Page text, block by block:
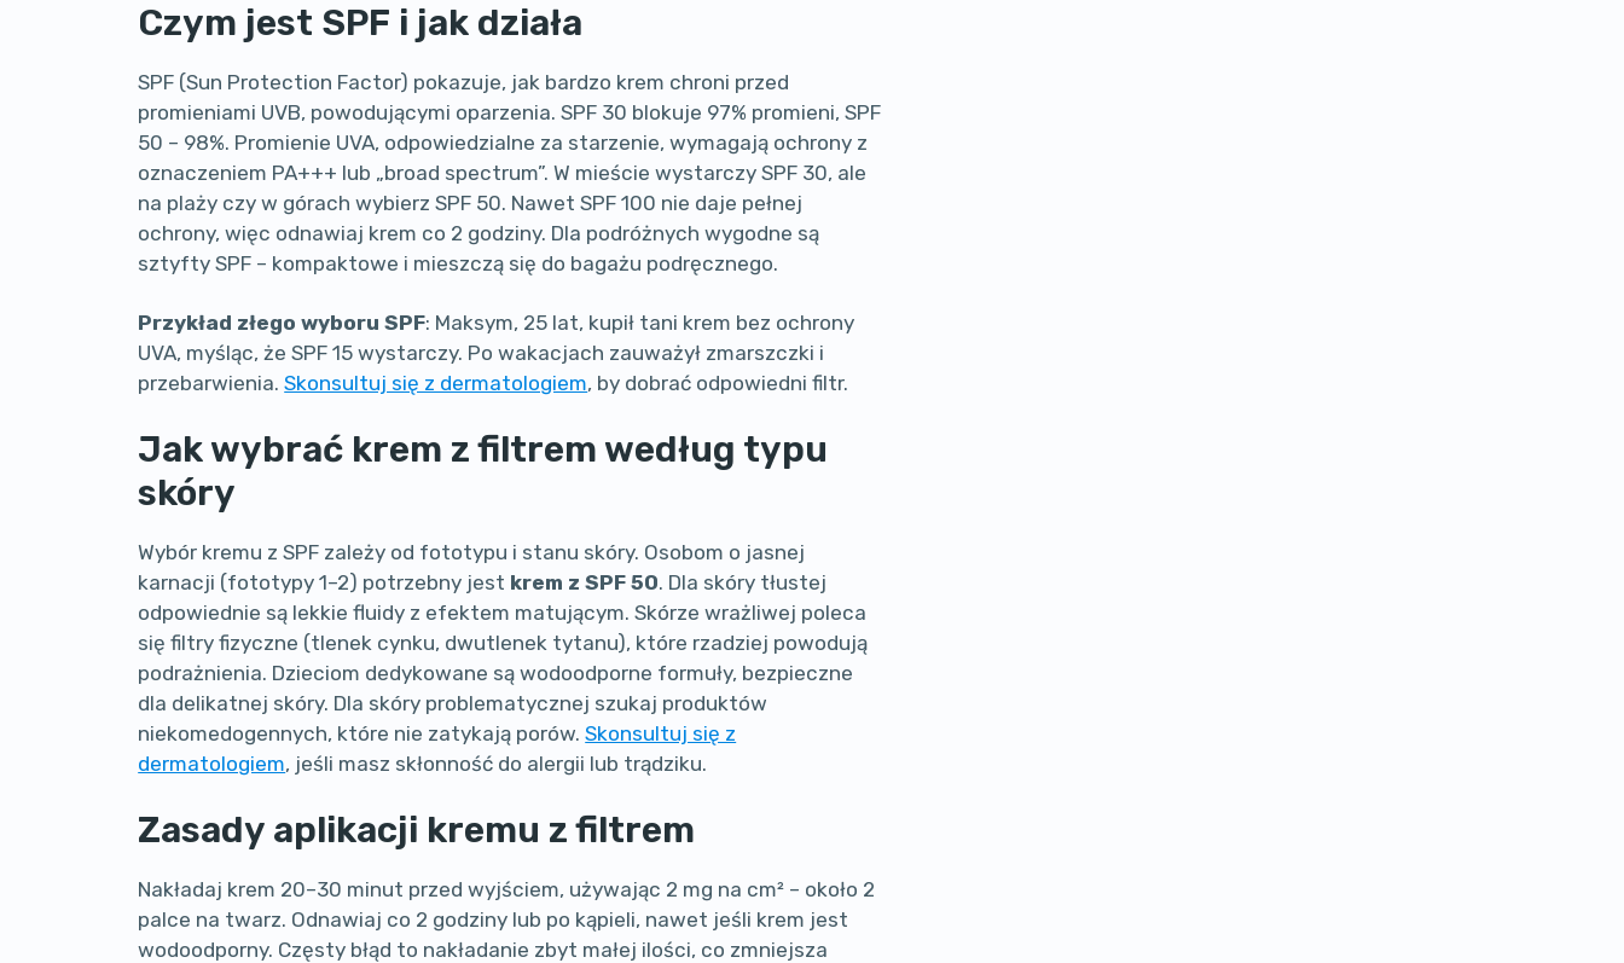
Czym jest SPF i jak działa
SPF (Sun Protection Factor) pokazuje, jak bardzo krem chroni przed
promieniami UVB, powodującymi oparzenia. SPF 30 blokuje 97% promieni, SPF
50 – 98%. Promienie UVA, odpowiedzialne za starzenie, wymagają ochrony z
oznaczeniem PA+++ lub „broad spectrum”. W mieście wystarczy SPF 30, ale
na plaży czy w górach wybierz SPF 50. Nawet SPF 100 nie daje pełnej
ochrony, więc odnawiaj krem co 2 godziny. Dla podróżnych wygodne są
sztyfty SPF – kompaktowe i mieszczą się do bagażu podręcznego.
Przykład złego wyboru SPF: Maksym, 25 lat, kupił tani krem bez ochrony
UVA, myśląc, że SPF 15 wystarczy. Po wakacjach zauważył zmarszczki i
przebarwienia.Skonsultuj się z dermatologiem, by dobrać odpowiedni filtr.
Jak wybrać krem z filtrem według typu
skóry
Wybór kremu z SPF zależy od fototypu i stanu skóry. Osobom o jasnej
karnacji (fototypy 1–2) potrzebny jest krem z SPF 50. Dla skóry tłustej
odpowiednie są lekkie fluidy z efektem matującym. Skórze wrażliwej poleca
się filtry fizyczne (tlenek cynku, dwutlenek tytanu), które rzadziej powodują
podrażnienia. Dzieciom dedykowane są wodoodporne formuły, bezpieczne
dla delikatnej skóry. Dla skóry problematycznej szukaj produktów
niekomedogennych, które nie zatykają porów.Skonsultuj się z
dermatologiem, jeśli masz skłonność do alergii lub trądziku.
Zasady aplikacji kremu z filtrem
Nakładaj krem 20–30 minut przed wyjściem, używając 2 mg na cm² – około 2
palce na twarz. Odnawiaj co 2 godziny lub po kąpieli, nawet jeśli krem jest
wodoodporny. Częsty błąd to nakładanie zbyt małej ilości, co zmniejsza